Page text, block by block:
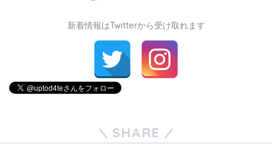
新着情報はTwitterから受け取れます
SHARE